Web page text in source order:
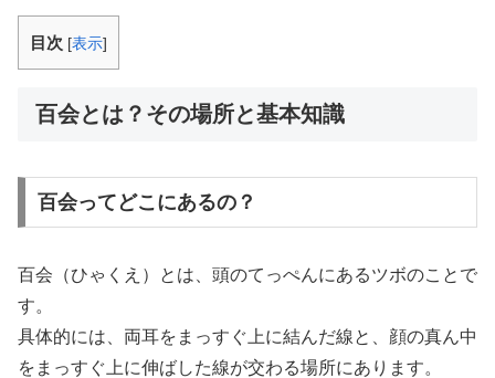
目次 [表示]
百会とは？その場所と基本知識
百会ってどこにあるの？
百会（ひゃくえ）とは、頭のてっぺんにあるツボのことで
す。
具体的には、両耳をまっすぐ上に結んだ線と、顔の真ん中
をまっすぐ上に伸ばした線が交わる場所にあります。